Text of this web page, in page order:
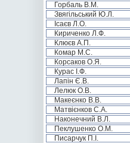
Горбаль В.М.
Звягільський Ю.Л.
Ісаєв Л.О.
Кириченко Л.Ф.
Клюєв А.П.
Комар М.С.
Корсаков О.Я.
Курас І.Ф.
Лапін Є.В.
Лелюк О.В.
Макеєнко В.В.
Матвієнков С.А.
Наконечний В.Л.
Пеклушенко О.М.
Писарчук П.І.